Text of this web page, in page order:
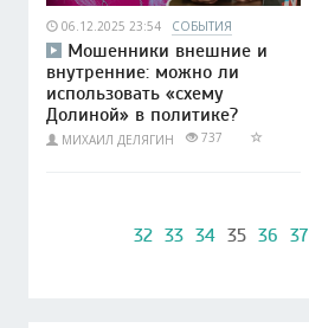
06.12.2025 23:54 СОБЫТИЯ
Мошенники внешние и
внутренние: можно ли
использовать «схему
Долиной» в политике?
МИХАИЛ ДЕЛЯГИН 737
32 33 34 35 36 37